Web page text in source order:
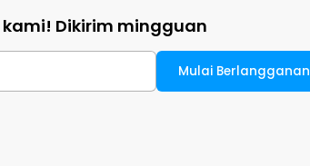
kami! Dikirim mingguan
Mulai Berlangganan